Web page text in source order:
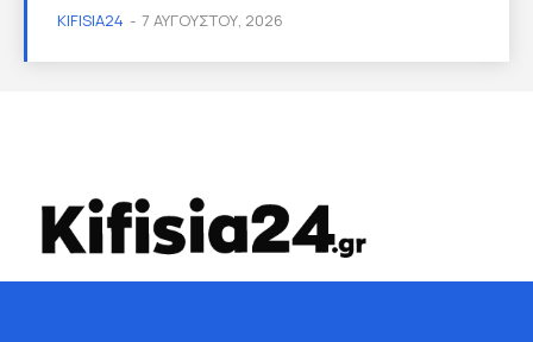
KIFISIA24 - 7 ΑΥΓΟΎΣΤΟΥ, 2026